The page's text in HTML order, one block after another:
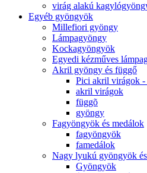
virág alakú
Egyéb gyöngyök
Millefiori gyöngy
Lámpagyöngy
Kockagyöngyök
Egyedi kézműves
Akril gyöngy és függő
Pici akril virágok -
akril virágok
függõ
gyöngy
Fagyöngyök és medálok
fagyöngyök
famedálok
Nagy lyukú gyöngyök
Gyöngyök